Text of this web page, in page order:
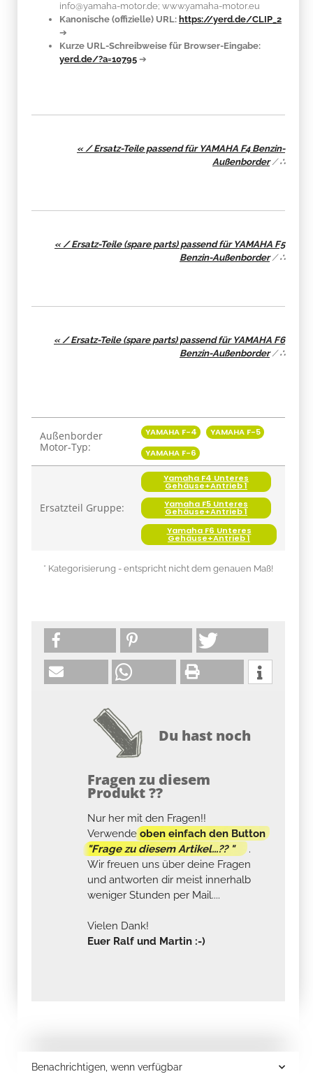
info@yamaha-motor.de; www.yamaha-motor.eu
Kanonische (offizielle) URL: https://yerd.de/CLIP_2
➔
Kurze URL-Schreibweise für Browser-Eingabe:
yerd.de/?a=10795 ➔
« / Ersatz-Teile passend für YAMAHA F4 Benzin-
Außenborder/∴
« / Ersatz-Teile (spare parts) passend für YAMAHA F5
Benzin-Außenborder/∴
« / Ersatz-Teile (spare parts) passend für YAMAHA F6
Benzin-Außenborder/∴
Produkteigenschaft
Wert
Außenborder
Motor-Typ:
YAMAHA F-4
YAMAHA F-5
YAMAHA F-6
Ersatzteil Gruppe:
Yamaha F4 Unteres
Gehäuse+Antrieb 1
Yamaha F5 Unteres
Gehäuse+Antrieb 1
Yamaha F6 Unteres
Gehäuse+Antrieb 1
* Kategorisierung - entspricht nicht dem genauen Maß!
Du hast noch
Fragen zu diesem
Produkt ??
Nur her mit den Fragen!!
Verwendeoben einfach den Button
"Frage zu diesem Artikel...?? "
.
Wir freuen uns über deine Fragen
und antworten dir meist innerhalb
weniger Stunden per Mail....
Vielen Dank!
Euer Ralf und Martin :-)
Benachrichtigen, wenn verfügbar